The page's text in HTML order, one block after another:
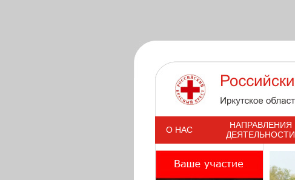
s
О НАС
НАПРАВЛЕНИЯ
ДЕЯТЕЛЬНОСТИ